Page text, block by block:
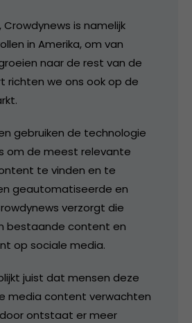
is namelijk
in Amerika, om van
naar de rest van de
richten we ons ook op de
gebruiken de technologie
om de meest relevante
te vinden en te
geautomatiseerde en
verzorgt die
bestaande content en
op sociale media.
juist dat mensen deze
media content verwachten
ontstaat er meer